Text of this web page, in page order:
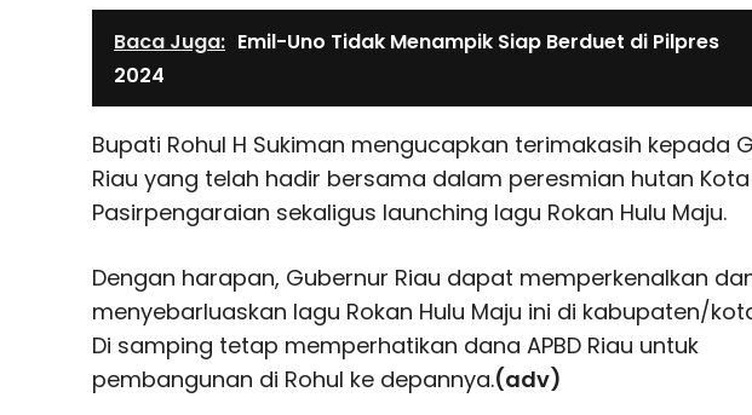
Baca Juga: Emil-Uno Tidak Menampik Siap Berduet di Pilpres
2024
Bupati Rohul H Sukiman mengucapkan terimakasih kepada
Riau yang telah hadir bersama dalam peresmian hutan Kota
Pasirpengaraian sekaligus launching lagu Rokan Hulu Maju.
Dengan harapan, Gubernur Riau dapat memperkenalkan
menyebarluaskan lagu Rokan Hulu Maju ini di kabupaten/
Di samping tetap memperhatikan dana APBD Riau untuk
pembangunan di Rohul ke depannya.(adv)